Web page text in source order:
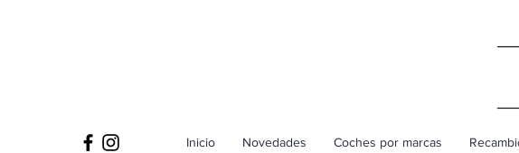
Inicio Novedades Coches por marcas